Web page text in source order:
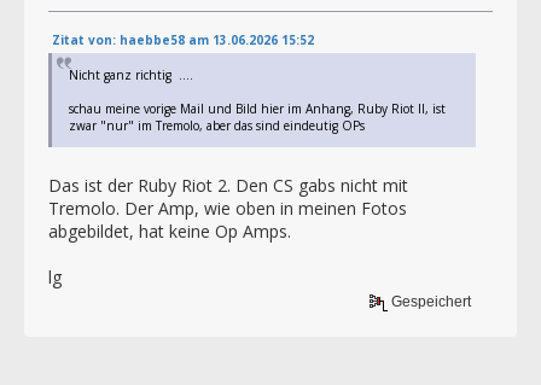
Zitat von: haebbe58 am 13.06.2026 15:52
Nicht ganz richtig ....
schau meine vorige Mail und Bild hier im Anhang, Ruby Riot II, ist
zwar "nur" im Tremolo, aber das sind eindeutig OPs
Das ist der Ruby Riot 2. Den CS gabs nicht mit
Tremolo. Der Amp, wie oben in meinen Fotos
abgebildet, hat keine Op Amps.
lg
Gespeichert